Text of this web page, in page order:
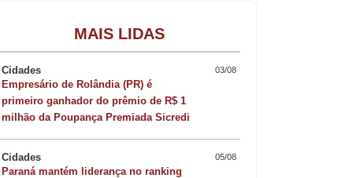
região de Faxinal. Odair Pereira dos
A colisão frontal envolveu dois
placa de Santa Tereza do Oeste,
MAIS LIDAS
Cidades 03/08
Empresário de Rolândia (PR) é
primeiro ganhador do prêmio de R$ 1
milhão da Poupança Premiada Sicredi
Cidades 05/08
Paraná mantém liderança no ranking